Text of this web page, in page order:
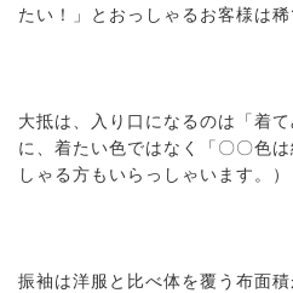
たい！」とおっしゃるお客様は稀
大抵は、入り口になるのは「着
に、着たい色ではなく「〇〇色
しゃる方もいらっしゃいます。）
振袖は洋服と比べ体を覆う布面